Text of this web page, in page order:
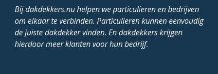
Bij dakdekkers.nu helpen we particulieren en bedrijven
om elkaar te verbinden. Particulieren kunnen eenvoudig
de juiste dakdekker vinden. En dakdekkers krijgen
hierdoor meer klanten voor hun bedrijf.